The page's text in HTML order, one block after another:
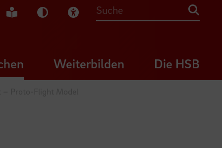
Gebärdensprache
Leichte Sprache
Dunkel-Modus
Visuelle Hilfe
Suche
Weiterbilden Die HSB